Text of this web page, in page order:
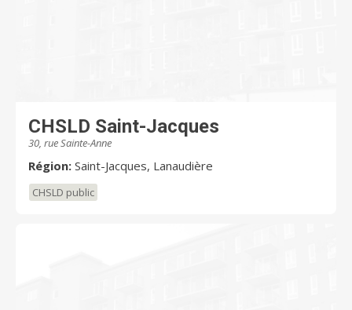
CHSLD Saint-Jacques
30, rue Sainte-Anne
Région: Saint-Jacques, Lanaudière
CHSLD public